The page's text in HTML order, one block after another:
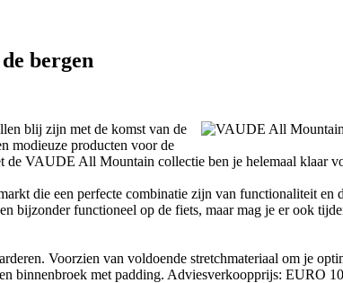
bergen
blij zijn met de komst van de
modieuze producten voor de
de VAUDE All Mountain collectie ben je helemaal klaar
die een perfecte combinatie zijn van functionaliteit
bijzonder functioneel op de fiets, maar mag je er ook
Voorzien van voldoende stretchmateriaal om je
binnenbroek met padding. Adviesverkoopprijs: EURO